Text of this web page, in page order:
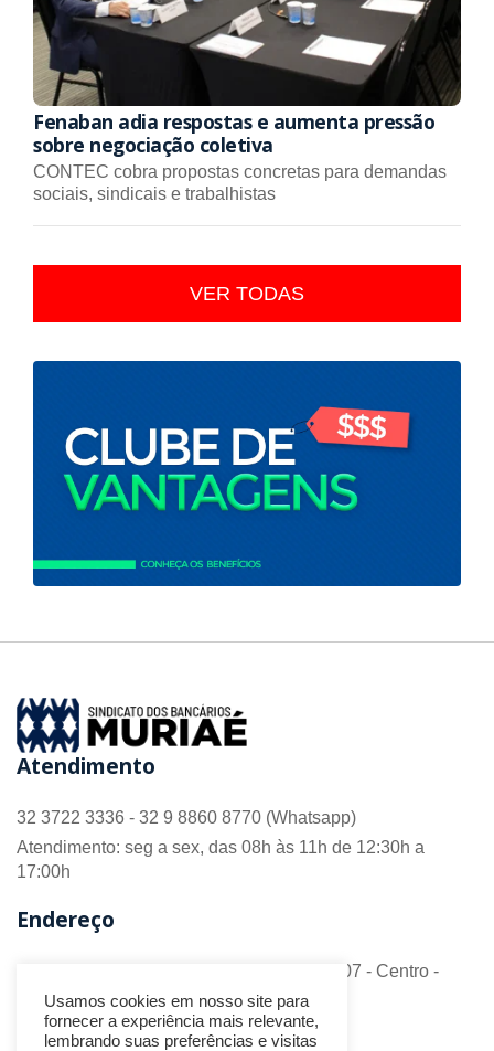
Fenaban adia respostas e aumenta pressão
sobre negociação coletiva
CONTEC cobra propostas concretas para demandas
sociais, sindicais e trabalhistas
VER TODAS
Atendimento
32 3722 3336 - 32 9 8860 8770 (Whatsapp)
Atendimento: seg a sex, das 08h às 11h de 12:30h a
17:00h
Endereço
R. Barão do Monte Alto nº 70 - Sala 306/307 - Centro -
CEP 36.880-018 - Muriaé/MG
Redes Sociais
Usamos cookies em nosso site para
fornecer a experiência mais relevante,
lembrando suas preferências e visitas